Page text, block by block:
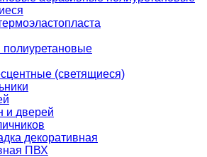
(светящиеся)
и дверей
декоративная
ПВХ